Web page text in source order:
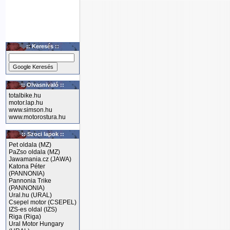
:: Keresés ::
:: Olvasnivaló ::
totalbike.hu
motor.lap.hu
www.simson.hu
www.motorostura.hu
:: Szoci lapok ::
Pet oldala (MZ)
PaZso oldala (MZ)
Jawamania.cz (JAWA)
Katona Péter
(PANNONIA)
Pannonia Trike
(PANNONIA)
Ural.hu (URAL)
Csepel motor (CSEPEL)
IZS-es oldal (IZS)
Riga (Riga)
Ural Motor Hungary